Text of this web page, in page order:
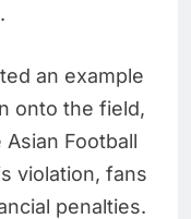
an example
onto the field,
Football
violation, fans
penalties.